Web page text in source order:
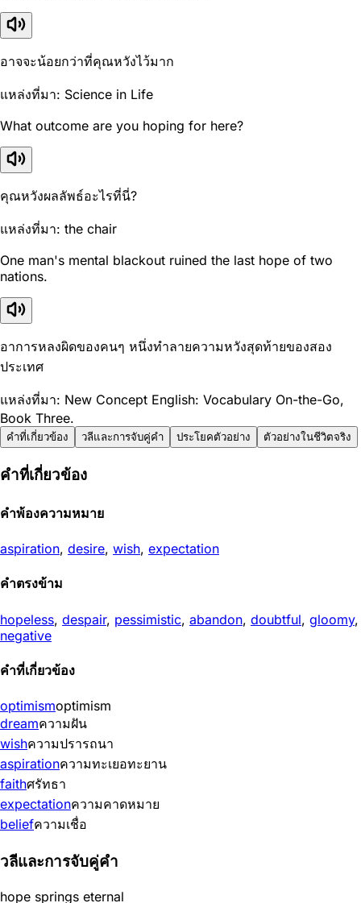
อาจจะน้อยกว่าที่คุณหวังไว้มาก
แหล่งที่มา: Science in Life
What outcome are you hoping for here?
คุณหวังผลลัพธ์อะไรที่นี่?
แหล่งที่มา: the chair
One man's mental blackout ruined the last hope of two
nations.
อาการหลงผิดของคนๆ หนึ่งทำลายความหวังสุดท้ายของสอง
ประเทศ
แหล่งที่มา: New Concept English: Vocabulary On-the-Go,
Book Three.
คำที่เกี่ยวข้อง วลีและการจับคู่คำ ประโยคตัวอย่าง ตัวอย่างในชีวิตจริง
คำที่เกี่ยวข้อง
คำพ้องความหมาย
aspiration, desire, wish, expectation
คำตรงข้าม
hopeless, despair, pessimistic, abandon, doubtful, gloomy,
negative
คำที่เกี่ยวข้อง
optimismoptimism
dreamความฝัน
wishความปรารถนา
aspirationความทะเยอทะยาน
faithศรัทธา
expectationความคาดหมาย
beliefความเชื่อ
วลีและการจับคู่คำ
hope springs eternal